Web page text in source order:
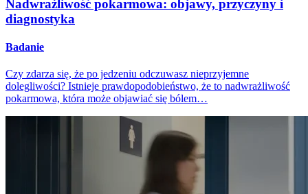
Nadwrażliwość pokarmowa: objawy, przyczyny i
diagnostyka
Badanie
Czy zdarza się, że po jedzeniu odczuwasz nieprzyjemne
dolegliwości? Istnieje prawdopodobieństwo, że to nadwrażliwość
pokarmowa, która może objawiać się bólem…